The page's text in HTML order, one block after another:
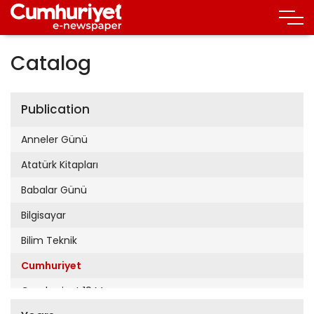
Catalog
Publication
Anneler Günü
Atatürk Kitapları
Babalar Günü
Bilgisayar
Bilim Teknik
Cumhuriyet
Cumhuriyet 19 Mayıs